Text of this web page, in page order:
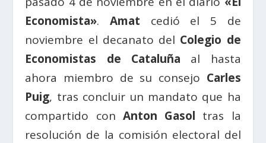
Economista».Amat cedió el 5 de
noviembre el decanato del Colegio de
Economistas de Cataluña al hasta
ahora miembro de su consejo Carles
Puig, tras concluir un mandato que ha
compartido con Anton Gasol tras la
resolución de la comisión electoral del